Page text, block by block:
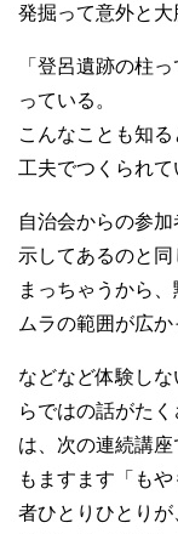
発掘って意外と大
「登呂遺跡の柱
っている。
こんなことも知
工夫でつくられて
自治会からの参
示してあるのと
まっちゃうから
ムラの範囲が広か
などなど体験し
らではの話がた
は、次の連続講
もますます「も
者ひとりひとり